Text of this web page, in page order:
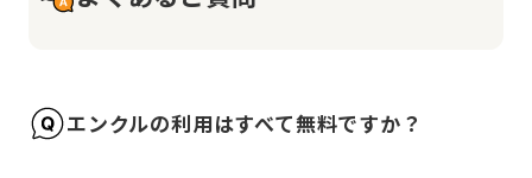
エンクルの利用はすべて無料ですか？